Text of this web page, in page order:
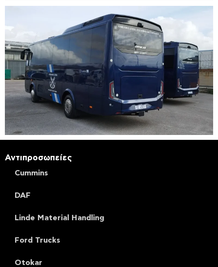
Αντιπροσωπείες
Cummins
DAF
Linde Material Handling
Ford Trucks
Otokar